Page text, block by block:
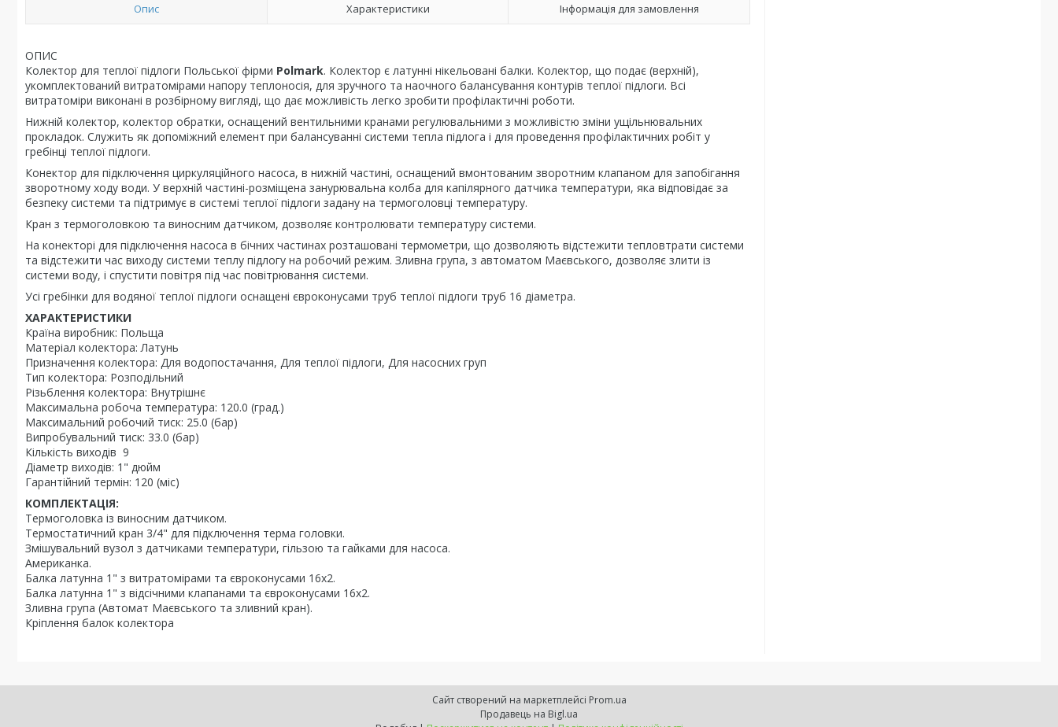
Опис Характеристики Інформація для замовлення
ОПИС
Колектор для теплої підлоги Польської фірми Polmark. Колектор є латунні нікельовані балки. Колектор, що подає (верхній),
укомплектований витратомірами напору теплоносія, для зручного та наочного балансування контурів теплої підлоги. Всі
витратоміри виконані в розбірному вигляді, що дає можливість легко зробити профілактичні роботи.
Нижній колектор, колектор обратки, оснащений вентильними кранами регулювальними з можливістю зміни ущільнювальних
прокладок. Служить як допоміжний елемент при балансуванні системи тепла підлога і для проведення профілактичних робіт у
гребінці теплої підлоги.
Конектор для підключення циркуляційного насоса, в нижній частині, оснащений вмонтованим зворотним клапаном для запобігання
зворотному ходу води. У верхній частині-розміщена занурювальна колба для капілярного датчика температури, яка відповідає за
безпеку системи та підтримує в системі теплої підлоги задану на термоголовці температуру.
Кран з термоголовкою та виносним датчиком, дозволяє контролювати температуру системи.
На конекторі для підключення насоса в бічних частинах розташовані термометри, що дозволяють відстежити тепловтрати системи
та відстежити час виходу системи теплу підлогу на робочий режим. Зливна група, з автоматом Маєвського, дозволяє злити із
системи воду, і спустити повітря під час повітрювання системи.
Усі гребінки для водяної теплої підлоги оснащені євроконусами труб теплої підлоги труб 16 діаметра.
ХАРАКТЕРИСТИКИ
Країна виробник: Польща
Матеріал колектора: Латунь
Призначення колектора: Для водопостачання, Для теплої підлоги, Для насосних груп
Тип колектора: Розподільний
Різьблення колектора: Внутрішнє
Максимальна робоча температура: 120.0 (град.)
Максимальний робочий тиск: 25.0 (бар)
Випробувальний тиск: 33.0 (бар)
Кількість виходів 9
Діаметр виходів: 1" дюйм
Гарантійний термін: 120 (міс)
КОМПЛЕКТАЦІЯ:
Термоголовка із виносним датчиком.
Термостатичний кран 3/4" для підключення терма головки.
Змішувальний вузол з датчиками температури, гільзою та гайками для насоса.
Американка.
Балка латунна 1" з витратомірами та євроконусами 16х2.
Балка латунна 1" з відсічними клапанами та євроконусами 16х2.
Зливна група (Автомат Маєвського та зливний кран).
Кріплення балок колектора
Сайт створений на маркетплейсі Prom.ua
Продавець на Bigl.ua